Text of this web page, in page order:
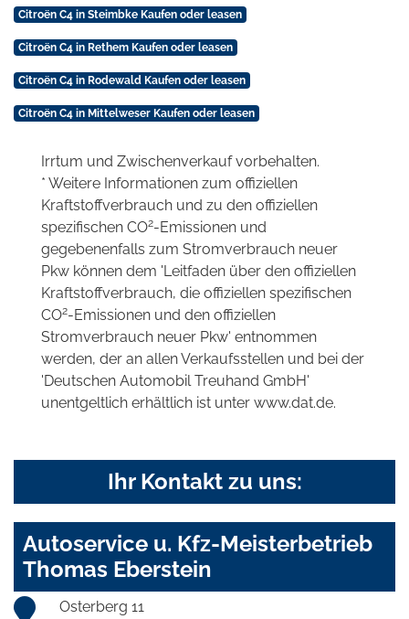
Citroën C4 in Steimbke Kaufen oder leasen
Citroën C4 in Rethem Kaufen oder leasen
Citroën C4 in Rodewald Kaufen oder leasen
Citroën C4 in Mittelweser Kaufen oder leasen
Irrtum und Zwischenverkauf vorbehalten.
* Weitere Informationen zum offiziellen
Kraftstoffverbrauch und zu den offiziellen
spezifischen CO2-Emissionen und
gegebenenfalls zum Stromverbrauch neuer
Pkw können dem 'Leitfaden über den offiziellen
Kraftstoffverbrauch, die offiziellen spezifischen
CO2-Emissionen und den offiziellen
Stromverbrauch neuer Pkw' entnommen
werden, der an allen Verkaufsstellen und bei der
'Deutschen Automobil Treuhand GmbH'
unentgeltlich erhältlich ist unter www.dat.de.
Ihr Kontakt zu uns:
Autoservice u. Kfz-Meisterbetrieb
Thomas Eberstein
Osterberg 11